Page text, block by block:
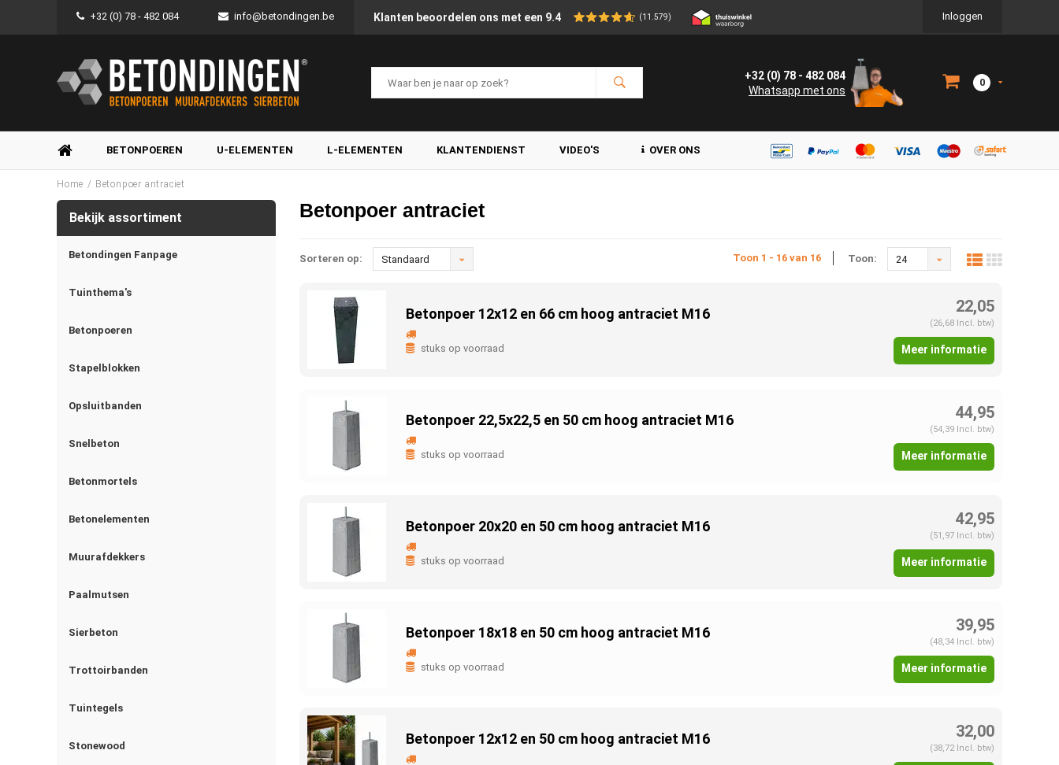
+32 (0) 78 - 482 084 info@betondingen.be Klanten beoordelen ons met een 9.4 (11.579) Inloggen
+32 (0) 78 - 482 084
Whatsapp met ons
0
BETONPOEREN U-ELEMENTEN L-ELEMENTEN KLANTENDIENST VIDEO'S OVER ONS
Home / Betonpoer antraciet
Bekijk assortiment
Betondingen Fanpage
Tuinthema's
Betonpoeren
Stapelblokken
Opsluitbanden
Snelbeton
Betonmortels
Betonelementen
Muurafdekkers
Paalmutsen
Sierbeton
Trottoirbanden
Tuintegels
Stonewood
Betonpoer antraciet
Sorteren op: Standaard Toon 1 - 16 van 16 Toon: 24
Betonpoer 12x12 en 66 cm hoog antraciet M16
stuks op voorraad
22,05
(26,68 Incl. btw)
Meer informatie
Betonpoer 22,5x22,5 en 50 cm hoog antraciet M16
stuks op voorraad
44,95
(54,39 Incl. btw)
Meer informatie
Betonpoer 20x20 en 50 cm hoog antraciet M16
stuks op voorraad
42,95
(51,97 Incl. btw)
Meer informatie
Betonpoer 18x18 en 50 cm hoog antraciet M16
stuks op voorraad
39,95
(48,34 Incl. btw)
Meer informatie
Betonpoer 12x12 en 50 cm hoog antraciet M16 32,00
(38,72 Incl. btw)